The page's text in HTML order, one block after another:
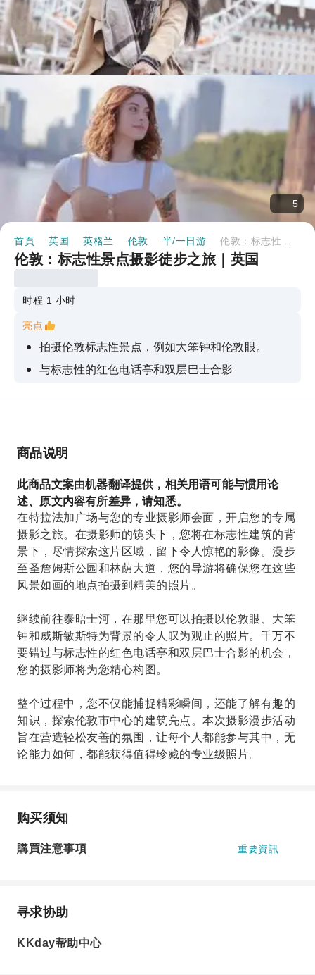
5
首頁 英国 英格兰 伦敦 半/一日游
伦敦：标志性景点摄影徒步之旅｜英国
时程 1 小时
亮点
拍摄伦敦标志性景点，例如大笨钟和伦敦眼。
与标志性的红色电话亭和双层巴士合影
享受轻松友善的氛围，适合所有能力水平的人士。
商品说明
此商品文案由机器翻译提供，相关用语可能与惯用论
述、原文内容有所差异，请知悉。
在特拉法加广场与您的专业摄影师会面，开启您的专属
摄影之旅。在摄影师的镜头下，您将在标志性建筑的背
景下，尽情探索这片区域，留下令人惊艳的影像。漫步
至圣詹姆斯公园和林荫大道，您的导游将确保您在这些
风景如画的地点拍摄到精美的照片。
继续前往泰晤士河，在那里您可以拍摄以伦敦眼、大笨
钟和威斯敏斯特为背景的令人叹为观止的照片。千万不
要错过与标志性的红色电话亭和双层巴士合影的机会，
您的摄影师将为您精心构图。
整个过程中，您不仅能捕捉精彩瞬间，还能了解有趣的
知识，探索伦敦市中心的建筑亮点。本次摄影漫步活动
旨在营造轻松友善的氛围，让每个人都能参与其中，无
论能力如何，都能获得值得珍藏的专业级照片。
购买须知
購買注意事項 重要資訊
寻求协助
KKday帮助中心